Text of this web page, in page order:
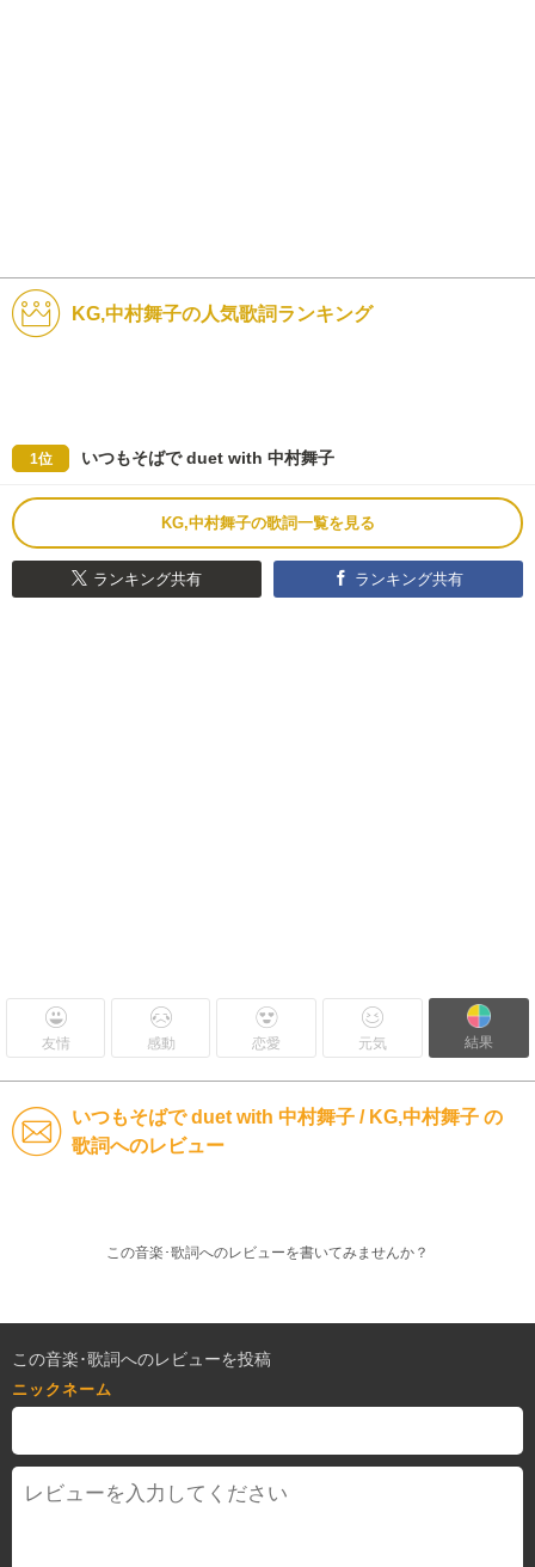
KG,中村舞子の人気歌詞ランキング
1位 いつもそばで duet with 中村舞子
KG,中村舞子の歌詞一覧を見る
ランキング共有 ランキング共有
友情 感動 恋愛 元気 結果
いつもそばで duet with 中村舞子 / KG,中村舞子 の
歌詞へのレビュー
この音楽･歌詞へのレビューを書いてみませんか？
この音楽･歌詞へのレビューを投稿
ニックネーム